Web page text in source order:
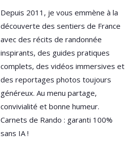
Depuis 2011, je vous emmène à la
découverte des sentiers de France
avec des récits de randonnée
inspirants, des guides pratiques
complets, des vidéos immersives et
des reportages photos toujours
généreux. Au menu partage,
convivialité et bonne humeur.
Carnets de Rando : garanti 100%
sans IA !